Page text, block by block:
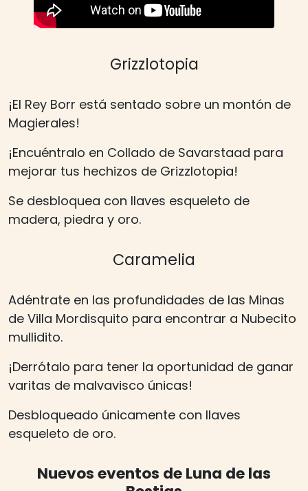
Grizzlotopia
¡El Rey Borr está sentado sobre un montón de
Magierales!
¡Encuéntralo en Collado de Savarstaad para
mejorar tus hechizos de Grizzlotopia!
Se desbloquea con llaves esqueleto de
madera, piedra y oro.
Caramelia
Adéntrate en las profundidades de las Minas
de Villa Mordisquito para encontrar a Nubecito
mullidito.
¡Derrótalo para tener la oportunidad de ganar
varitas de malvavisco únicas!
Desbloqueado únicamente con llaves
esqueleto de oro.
Nuevos eventos de Luna de las